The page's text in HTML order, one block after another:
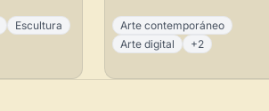
Escultura
Arte contemporáneo
Arte digital
+2